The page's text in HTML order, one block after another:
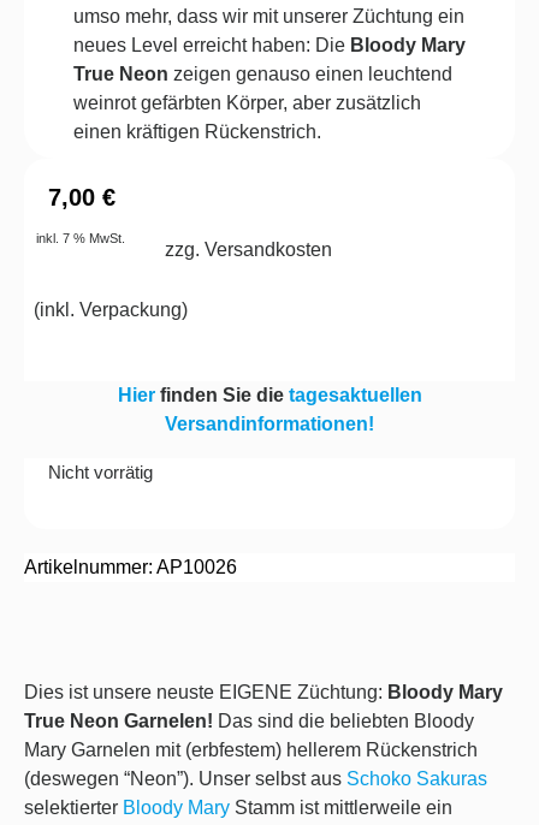
umso mehr, dass wir mit unserer Züchtung ein
neues Level erreicht haben: Die Bloody Mary
True Neon zeigen genauso einen leuchtend
weinrot gefärbten Körper, aber zusätzlich
einen kräftigen Rückenstrich.
7,00 €
inkl. 7 % MwSt.
zzg. Versandkosten
(inkl. Verpackung)
Hier finden Sie die tagesaktuellen
Versandinformationen!
Nicht vorrätig
Artikelnummer: AP10026
Dies ist unsere neuste EIGENE Züchtung: Bloody Mary
True Neon Garnelen! Das sind die beliebten Bloody
Mary Garnelen mit (erbfestem) hellerem Rückenstrich
(deswegen “Neon”). Unser selbst aus Schoko Sakuras
selektierter Bloody Mary Stamm ist mittlerweile ein